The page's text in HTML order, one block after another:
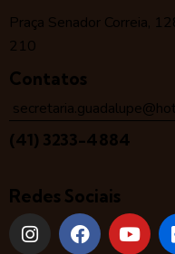
Praça Senador Correia,
210
Contatos
(41) 3233-4884
Redes Sociais